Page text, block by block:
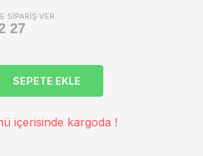
SİPARİŞ VER
27
SEPETE EKLE
içerisinde kargoda !